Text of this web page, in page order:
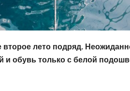
лето подряд.
и обувь только с белой